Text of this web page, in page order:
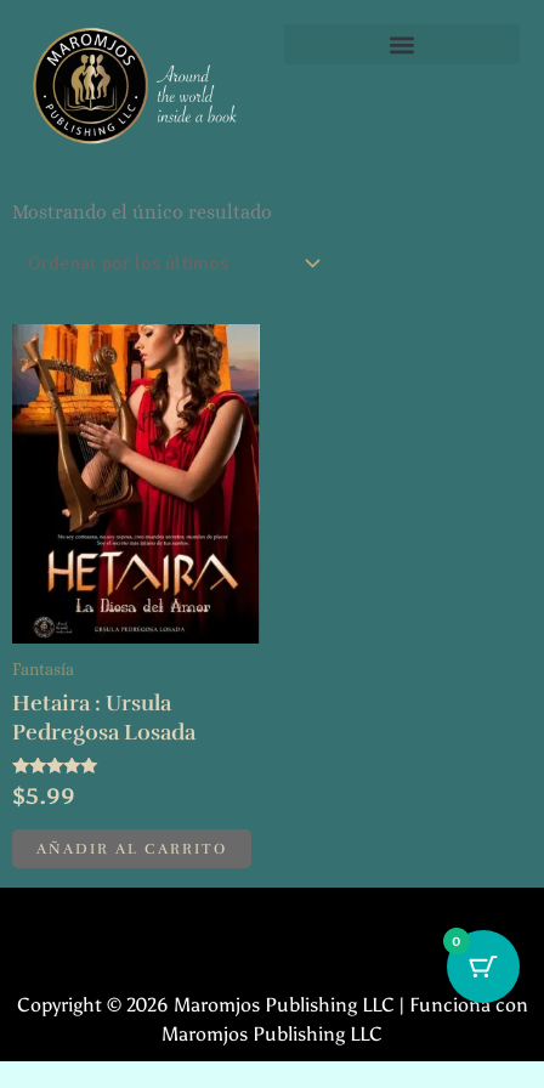
Mostrando el único resultado
Fantasía
Hetaira : Ursula
Pedregosa Losada
Valorado con
5.00
$5.99
AÑADIR AL CARRITO
Copyright © 2026 Maromjos Publishing LLC | Funciona con
Maromjos Publishing LLC
0